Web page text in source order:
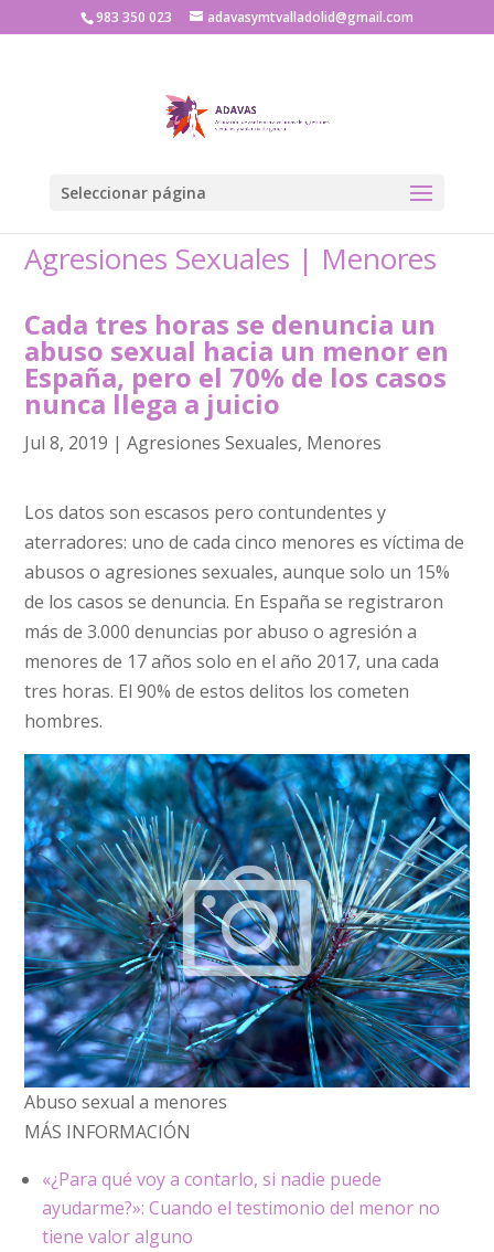
983 350 023 adavasymtvalladolid@gmail.com
Seleccionar página
Agresiones Sexuales | Menores
Cada tres horas se denuncia un
abuso sexual hacia un menor en
España, pero el 70% de los casos
nunca llega a juicio
Jul 8, 2019 |Agresiones Sexuales, Menores
Los datos son escasos pero contundentes y
aterradores: uno de cada cinco menores es víctima de
abusos o agresiones sexuales, aunque solo un 15%
de los casos se denuncia. En España se registraron
más de 3.000 denuncias por abuso o agresión a
menores de 17 años solo en el año 2017, una cada
tres horas. El 90% de estos delitos los cometen
hombres.
Abuso sexual a menores
MÁS INFORMACIÓN
«¿Para qué voy a contarlo, si nadie puede
ayudarme?»: Cuando el testimonio del menor no
tiene valor alguno